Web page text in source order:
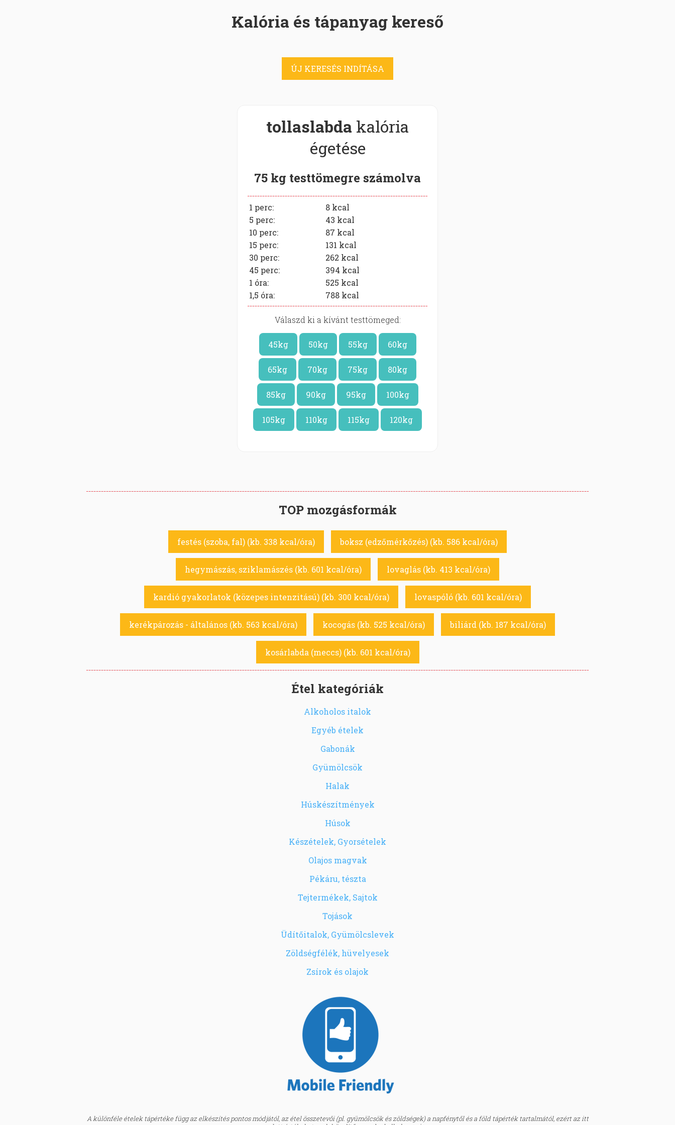
Kalória és tápanyag kereső
ÚJ KERESÉS INDÍTÁSA
tollaslabda kalória
égetése
75 kg testtömegre számolva
1 perc: 8 kcal
5 perc:
43 kcal
10 perc:
87 kcal
15 perc:
131 kcal
30 perc:
262 kcal
45 perc:
394 kcal
1 óra:
525 kcal
1,5 óra:
788 kcal
Válaszd ki a kívánt testtömeged:
45kg 50kg 55kg 60kg
65kg 70kg 75kg 80kg
85kg 90kg 95kg 100kg
105kg 110kg 115kg 120kg
TOP mozgásformák
festés (szoba, fal) (kb. 338 kcal/óra) boksz (edzőmérkőzés) (kb. 586 kcal/óra)
hegymászás, sziklamászés (kb. 601 kcal/óra) lovaglás (kb. 413 kcal/óra)
kardió gyakorlatok (közepes intenzitású) (kb. 300 kcal/óra) lovaspóló (kb. 601 kcal/óra)
kerékpározás - általános (kb. 563 kcal/óra) kocogás (kb. 525 kcal/óra) biliárd (kb. 187 kcal/óra)
kosárlabda (meccs) (kb. 601 kcal/óra)
Étel kategóriák
Alkoholos italok
Egyéb ételek
Gabonák
Gyümölcsök
Halak
Húskészítmények
Húsok
Készételek, Gyorsételek
Olajos magvak
Pékáru, tészta
Tejtermékek, Sajtok
Tojások
Üdítőitalok, Gyümölcslevek
Zöldségfélék, hüvelyesek
Zsírok és olajok
A különféle ételek tápértéke függ az elkészítés pontos módjától, az étel összetevői (pl. gyümölcsök és zöldségek) a napfénytől és a föld tápérték tartalmától, ezért az itt